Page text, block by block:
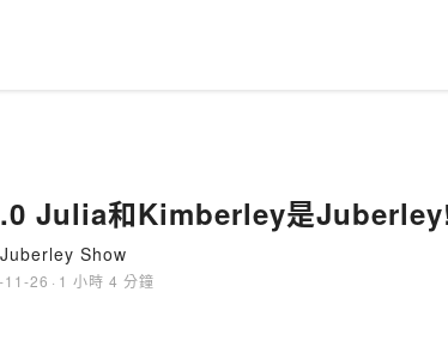
Julia和Kimberley是
Show
26 · 1 小時 4 分鐘